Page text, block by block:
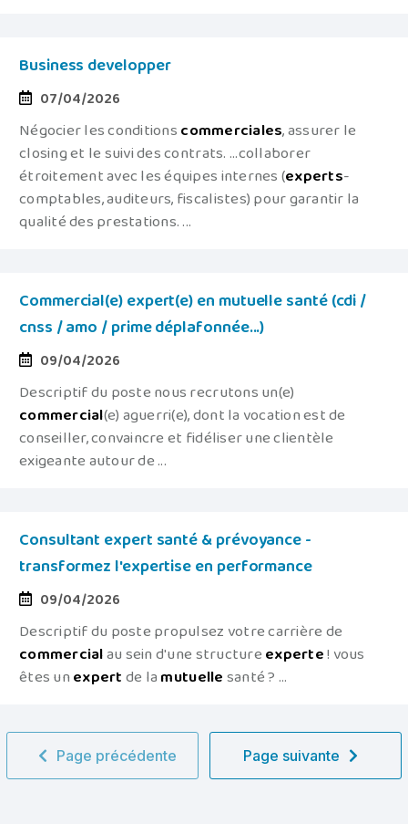
Business developper
07/04/2026
Négocier les conditionscommerciales, assurer le
closing et le suivi des contrats. ...collaborer
étroitement avec les équipes internes (experts-
comptables, auditeurs, fiscalistes) pour garantir la
qualité des prestations. ...
Commercial(e) expert(e) en mutuelle santé (cdi /
cnss / amo / prime déplafonnée...)
09/04/2026
Descriptif du poste nous recrutons un(e)
commercial(e) aguerri(e), dont la vocation est de
conseiller, convaincre et fidéliser une clientèle
exigeante autour de ...
Consultant expert santé & prévoyance -
transformez l'expertise en performance
09/04/2026
Descriptif du poste propulsez votre carrière de
commercialau sein d'une structureexperte! vous
êtes unexpertde lamutuellesanté ? ...
Page précédente Page suivante